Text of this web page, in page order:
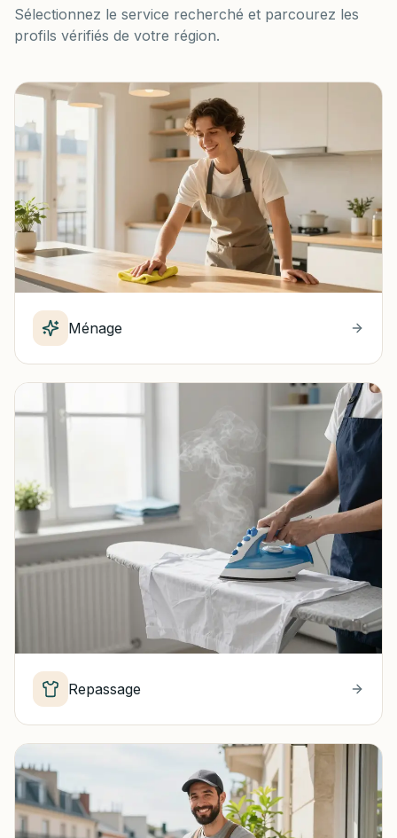
Sélectionnez le service recherché et parcourez les
profils vérifiés de votre région.
Ménage
Repassage